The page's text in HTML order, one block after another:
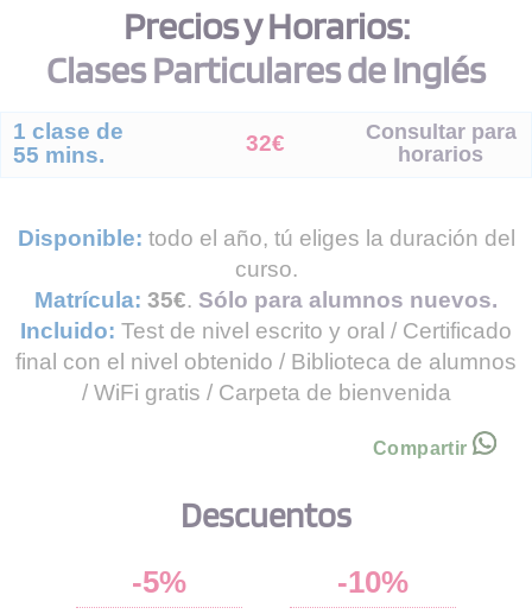
Precios y Horarios:
Clases Particulares de Inglés
1 clase de
55 mins.
32€
Consultar para
horarios
Disponible: todo el año, tú eliges la duración del
curso.
Matrícula: 35€. Sólo para alumnos nuevos.
Incluido: Test de nivel escrito y oral / Certificado
final con el nivel obtenido / Biblioteca de alumnos
/ WiFi gratis / Carpeta de bienvenida
Compartir
Descuentos
-5% -10%